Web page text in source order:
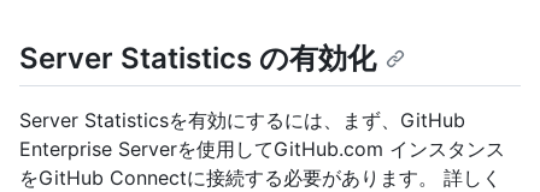
Server Statistics の有効化
Server Statisticsを有効にするには、まず、GitHub
Enterprise Serverを使用してGitHub.com インスタンス
をGitHub Connectに接続する必要があります。 詳しく